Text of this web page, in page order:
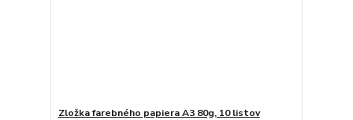
Zložka farebného papiera A3 80g, 10 listov